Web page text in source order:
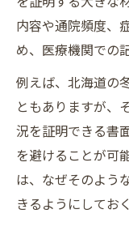
内容や通院頻度、
め、医療機関での
例えば、北海道の
ともありますが、
況を証明できる書
を避けることが可
は、なぜそのよう
きるようにしてお